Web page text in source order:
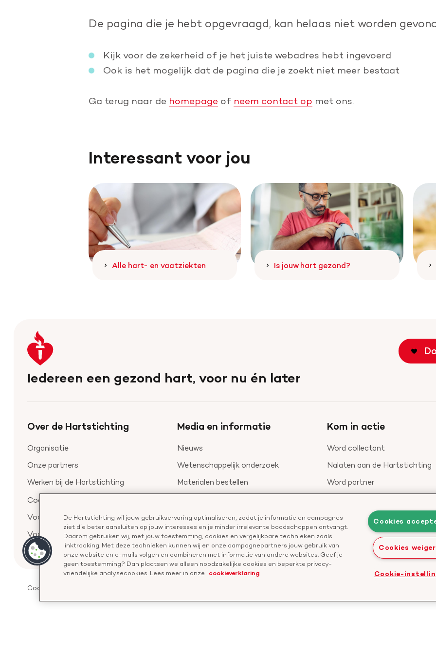
Geef periodiek Word burgerhulpverlener
De pagina die je hebt opgevraagd, kan helaas niet worden
Kijk voor de zekerheid of je het juiste webadres hebt ingevoerd
Ook is het mogelijk dat de pagina die je zoekt niet meer bestaat
Ga terug naar de homepage of neem contact op met ons.
Interessant voor jou
Alle hart- en vaatziekten Is jouw hart gezond?
Keer
terug
naar
de
Iedereen een gezond hart, voor nu én later
Over de Hartstichting
Organisatie
Onze partners
Werken bij de Hartstichting
Cookievoorkeuren
Voor de pers
Voor de wetenschappers
Media en informatie
Nieuws
Wetenschappelijk onderzoek
Materialen bestellen
Kom in actie
Word collectant
Nalaten aan de Hartstichting
Word partner
Geef ter nagedachtenis
Start een actie
Cookies
De Hartstichting wil jouw gebruikservaring optimaliseren, zodat je informatie en campagnes
ziet die beter aansluiten op jouw interesses en je minder irrelevante boodschappen ontvangt.
Daarom gebruiken wij, met jouw toestemming, cookies en vergelijkbare technieken zoals
linktracking. Met deze technieken kunnen wij en onze campagnepartners jouw gebruik van
onze website en e-mails volgen en combineren met informatie van andere websites. Geef je
geen toestemming? Dan plaatsen we alleen noodzakelijke cookies en beperkte privacy-
vriendelijke analysecookies. Lees meer in onze
cookieverklaring
Cookies
Cookies
Cookie-